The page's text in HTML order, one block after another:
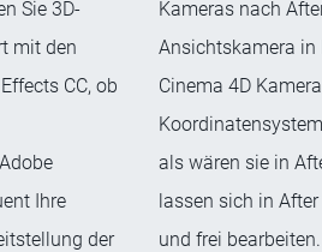
Sie 3D-
mit den
CC, ob
Ihre
der
Kameras nach
Ansichtskamera in
Cinema 4D
als wären sie in
lassen sich in
und frei